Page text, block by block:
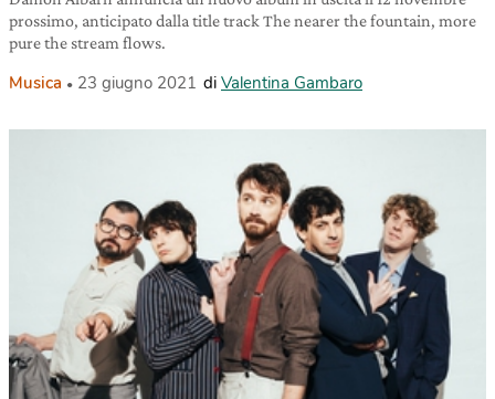
prossimo, anticipato dalla title track The nearer the fountain, more
pure the stream flows.
Musica 23 giugno 2021 di Valentina Gambaro